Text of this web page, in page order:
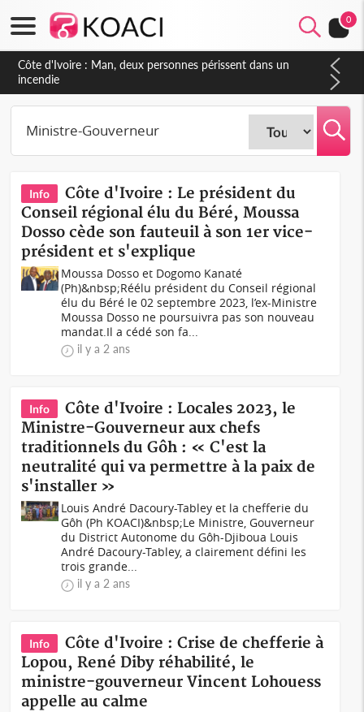
0
Côte d'Ivoire : Séileu, la célébration de la fête nationale
transformée en vaste campagne contre les produits
dépigmentants dangereux
Info
Côte d'Ivoire : Le président du
Conseil régional élu du Béré, Moussa
Dosso cède son fauteuil à son 1er vice-
président et s'explique
Moussa Dosso et Dogomo Kanaté
(Ph)&nbsp;Réélu président du Conseil régional
élu du Béré le 02 septembre 2023, l’ex-Ministre
Moussa Dosso ne poursuivra pas son nouveau
mandat.Il a cédé son fa...
il y a 2 ans
Info
Côte d'Ivoire : Locales 2023, le
Ministre-Gouverneur aux chefs
traditionnels du Gôh : « C'est la
neutralité qui va permettre à la paix de
s'installer »
Louis André Dacoury-Tabley et la chefferie du
Gôh (Ph KOACI)&nbsp;Le Ministre, Gouverneur
du District Autonome du Gôh-Djiboua Louis
André Dacoury-Tabley, a clairement défini les
trois grande...
il y a 2 ans
Info
Côte d'Ivoire : Crise de chefferie à
Lopou, René Diby réhabilité, le
ministre-gouverneur Vincent Lohouess
appelle au calme